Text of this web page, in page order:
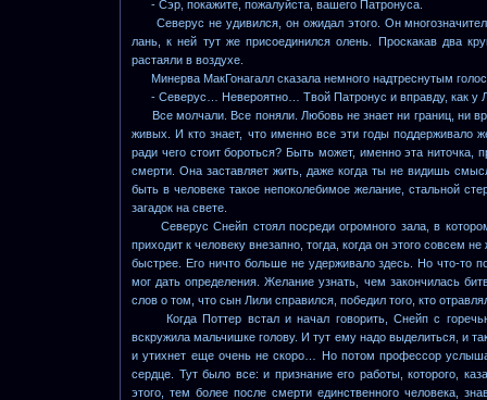
- Сэр, покажите, пожалуйста, вашего Патронуса.
Северус не удивился, он ожидал этого. Он
лань, к ней тут же присоединился олень. Проскакав два
растаяли в воздухе.
Минерва МакГонагалл сказала немного надтреснутым
- Северус… Невероятно… Твой Патронус и вправду, как у
Все молчали. Все поняли. Любовь не знает ни границ, ни
живых. И кто знает, что именно все эти годы
ради чего стоит бороться? Быть может, именно эта
смерти. Она заставляет жить, даже когда ты не видишь
быть в человеке такое непоколебимое желание, стальной
загадок на свете.
Северус Снейп стоял посреди огромного зала, в
приходит к человеку внезапно, тогда, когда он этого совсем
быстрее. Его ничто больше не удерживало здесь. Но что-то
мог дать определения. Желание узнать, чем закончилась
слов о том, что сын Лили справился, победил того, кто
Когда Поттер встал и начал говорить, Снейп с горечью
вскружила мальчишке голову. И тут ему надо выделиться, и
и утихнет еще очень не скоро… Но потом профессор
сердце. Тут было все: и признание его работы, которого,
этого, тем более после смерти единственного человека,